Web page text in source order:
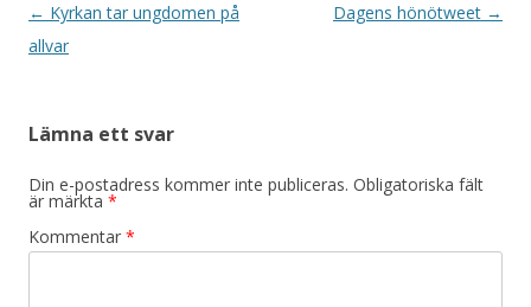
Inläggsnavigering
← Kyrkan tar ungdomen på
allvar
Dagens hönötweet →
Lämna ett svar
Din e-postadress kommer inte publiceras. Obligatoriska fält
är märkta *
Kommentar *